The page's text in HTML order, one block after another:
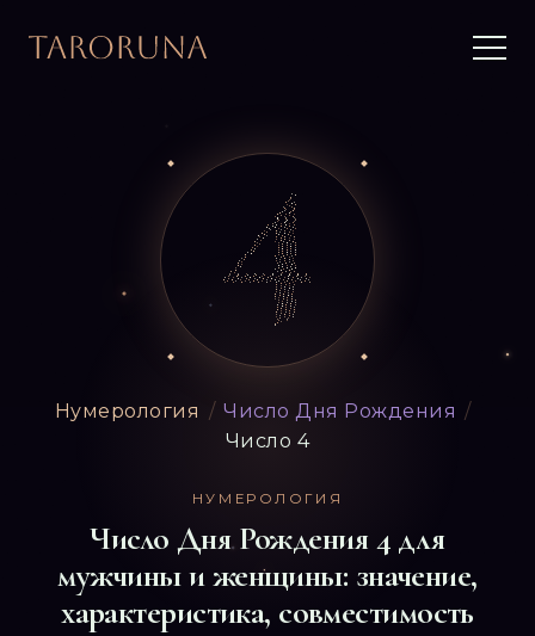
Нумерология / Число Дня Рождения /
Число 4
НУМЕРОЛОГИЯ
Число Дня Рождения 4 для
мужчины и женщины: значение,
характеристика, совместимость